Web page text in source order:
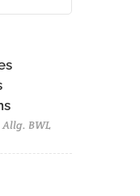
Allg. BWL